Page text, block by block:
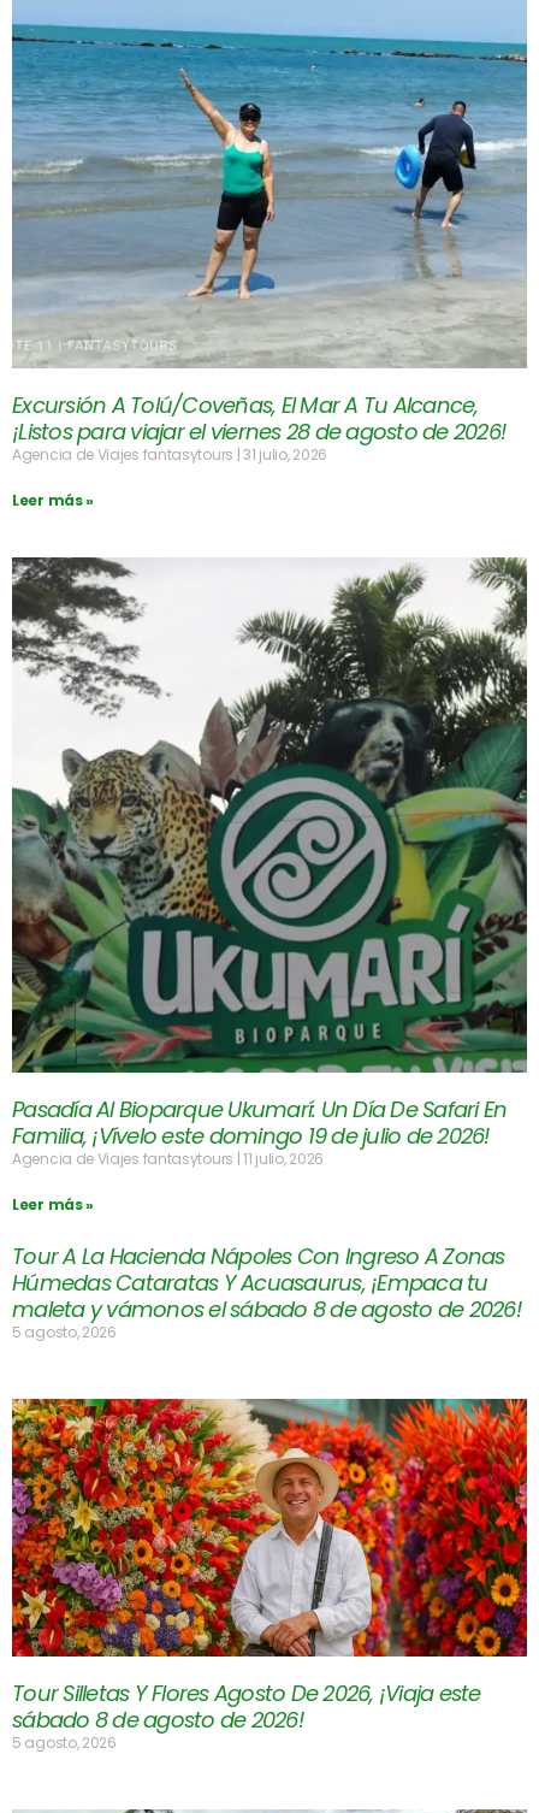
Excursión A Tolú/Coveñas, El Mar A Tu Alcance,
¡Listos para viajar el viernes 28 de agosto de 2026!
Agencia de Viajes fantasytours 31 julio, 2026
Leer más »
Pasadía Al Bioparque Ukumarí: Un Día De Safari En
Familia, ¡Vívelo este domingo 19 de julio de 2026!
Agencia de Viajes fantasytours 11 julio, 2026
Leer más »
Tour A La Hacienda Nápoles Con Ingreso A Zonas
Húmedas Cataratas Y Acuasaurus, ¡Empaca tu
maleta y vámonos el sábado 8 de agosto de 2026!
5 agosto, 2026
Tour Silletas Y Flores Agosto De 2026, ¡Viaja este
sábado 8 de agosto de 2026!
5 agosto, 2026